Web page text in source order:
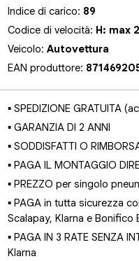
Indice di carico: 89
Codice di velocità: H: max
Veicolo:Autovettura
EAN produttore:
▪ SPEDIZIONE GRATUITA
▪ GARANZIA DI 2 ANNI
▪ SODDISFATTI O
▪ PAGA IL MONTAGGIO
▪ PREZZO per singolo
▪ PAGA in tutta sicurezza
Scalapay, Klarna e Bonifico
▪ PAGA IN 3 RATE SENZA
Klarna